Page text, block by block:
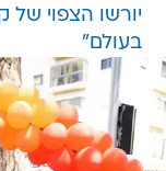
יורשו הצפוי של
בעולם"